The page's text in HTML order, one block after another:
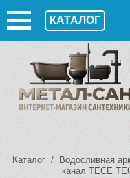
КАТАЛОГ
Каталог/ Водосливная
канал TECE